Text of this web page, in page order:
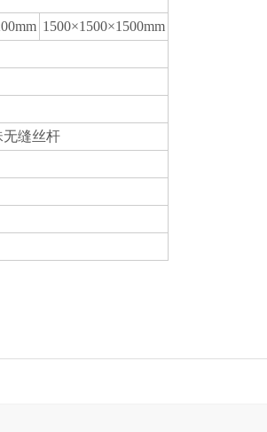
00mm 1 500×1 500×1 500mm
缝丝杆